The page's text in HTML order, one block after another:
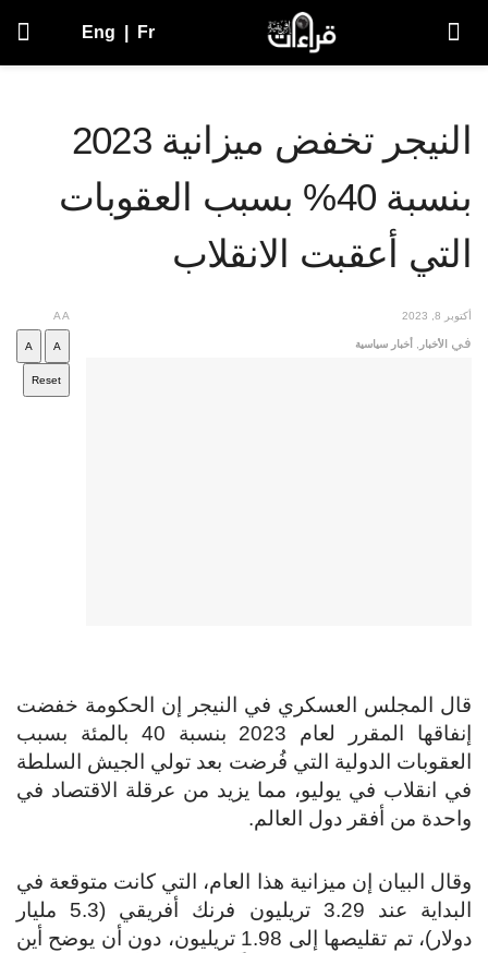
Eng Fr
النيجر تخفض ميزانية 2023
بنسبة 40% بسبب العقوبات
التي أعقبت الانقلاب
أكتوبر 8, 2023
في الأخبار أخبار سياسية
AA
A
A
Reset
قال المجلس العسكري في النيجر إن الحكومة خفضت
إنفاقها المقرر لعام 2023 بنسبة 40 بالمئة بسبب
العقوبات الدولية التي فُرضت بعد تولي الجيش السلطة
في انقلاب في يوليو، مما يزيد من عرقلة الاقتصاد في
واحدة من أفقر دول العالم.
وقال البيان إن ميزانية هذا العام، التي كانت متوقعة في
البداية عند 3.29 تريليون فرنك أفريقي (5.3 مليار
دولار)، تم تقليصها إلى 1.98 تريليون، دون أن يوضح أين